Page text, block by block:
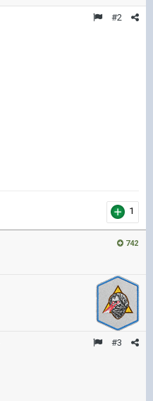
#2
1
742
#3